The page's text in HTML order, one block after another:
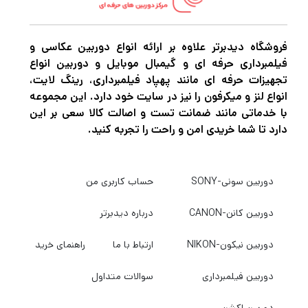
دوربین،گیمبال موبایل و هر نوع تجهیزات آتلیه را
سربزنید.
فروشگاه دیدبرتر علاوه بر ارائه انواع دوربین عکاسی و
فیلمبرداری حرفه ای و گیمبال موبایل و دوربین انواع
تجهیزات حرفه ای مانند پهپاد فیلمبرداری، رینگ لایت،
انواع لنز و میکرفون را نیز در سایت خود دارد. این مجموعه
با خدماتی مانند ضمانت تست و اصالت کالا سعی بر این
دارد تا شما خریدی امن و راحت را تجربه کنید.
دوربین سونی-SONY
دوربین کانن-CANON
دوربین نیکون-NIKON
دوربین فیلمبرداری
حساب کاربری من
درباره دیدبرتر
ارتباط با ما راهنمای خرید
سوالات متداول